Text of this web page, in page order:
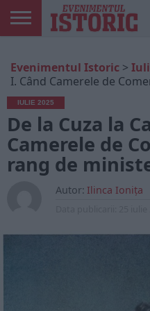
ONLINE
EDIȚII
TIPĂRITE
ISTORIC
PLAY
CONTUL
MEU
Evenimentul Istoric >
I. Când Camerele de
IULIE 2025
De la Cuza la
Camerele de
rang de
Autor: Ilinca Ionița